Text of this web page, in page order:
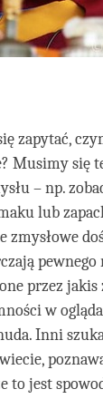
zapytać,
Musimy się
– np.
lub
zmysłowe
pewnego
przez jakis
w
Inni
jest